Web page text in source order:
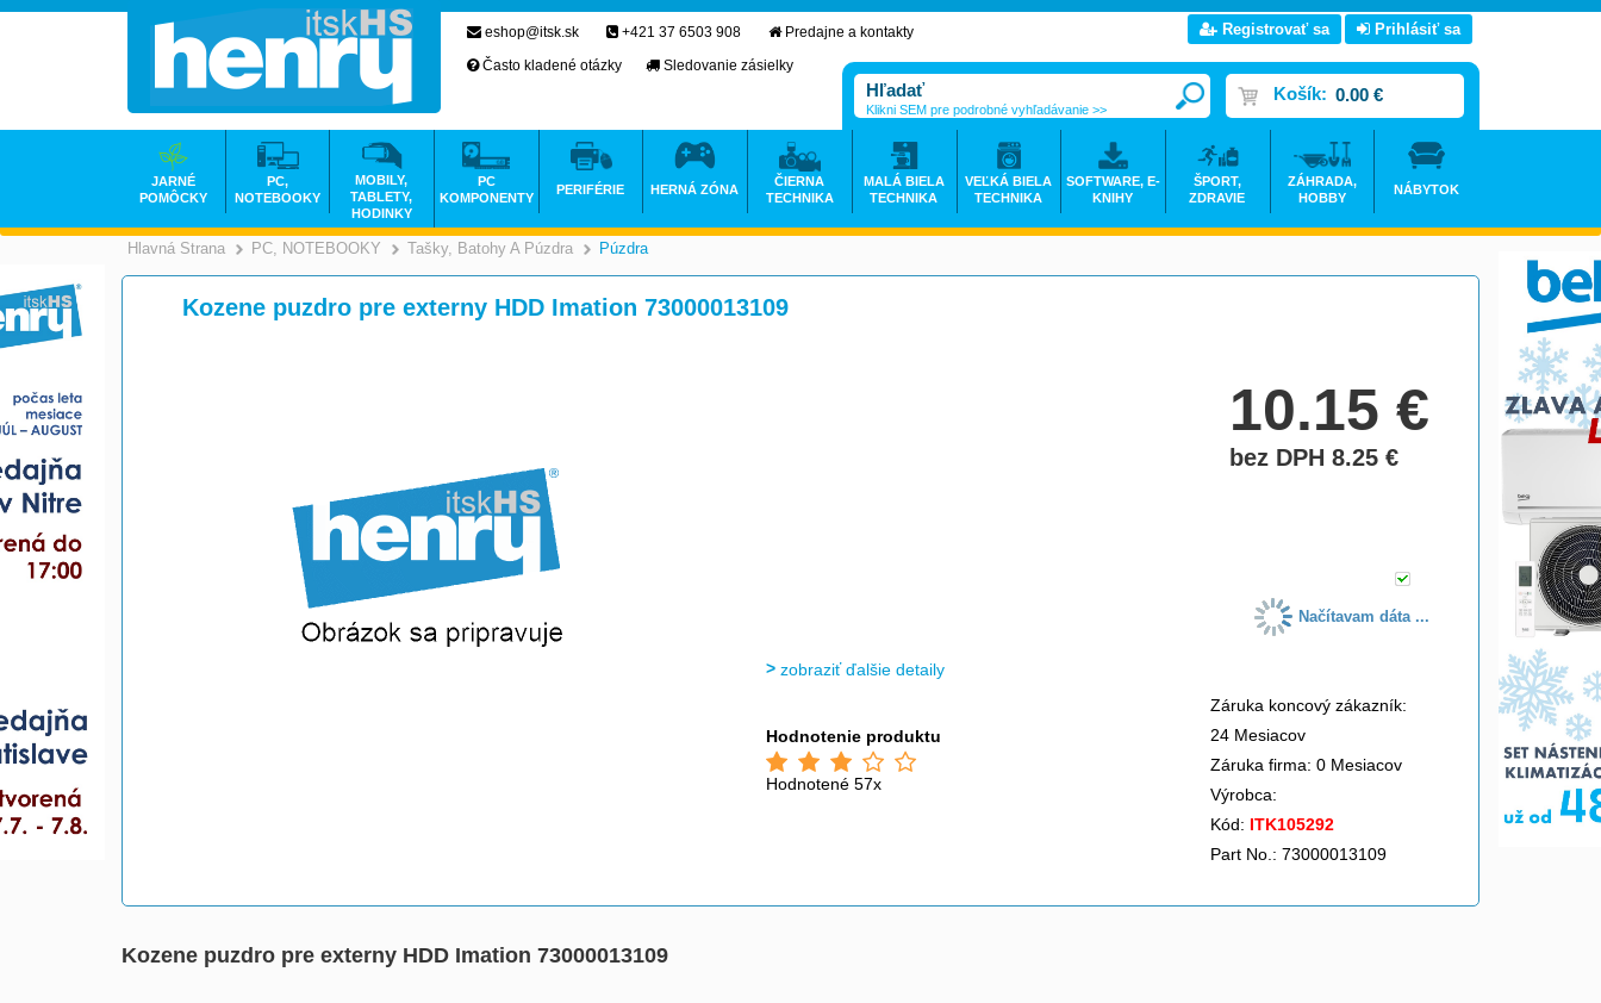
Hlavná Strana >
PC, NOTEBOOKY >
Tašky, Batohy A Púzdra >
Púzdra
Kozene puzdro pre externy HDD Imation 73000013109
10.15€
bez DPH 8.25€
Načítavam dáta ...
zobraziť ďalšie detaily
Hodnotenie produktu
Hodnotené 57x
Záruka koncový zákazník:
24 Mesiacov
Záruka firma: 0 Mesiacov
Výrobca:
Kód: ITK105292
Part No.: 73000013109
Kozene puzdro pre externy HDD Imation 73000013109
eshop@itsk.sk +421 37 6503 908
Predajne a kontakty
Často kladené otázky
Sledovanie zásielky
Registrovať sa Prihlásiť sa
Košík: 0.00 €
Klikni SEM pre podrobné vyhľadávanie >>
JARNÉ
POMÔCKY
PC,
NOTEBOOKY
MOBILY,
TABLETY,
HODINKY
PC
KOMPONENTY
PERIFÉRIE HERNÁ ZÓNA
ČIERNA
TECHNIKA
MALÁ BIELA
TECHNIKA
VEĽKÁ BIELA
TECHNIKA
SOFTWARE, E-
KNIHY
ŠPORT,
ZDRAVIE
ZÁHRADA,
HOBBY
NÁBYTOK